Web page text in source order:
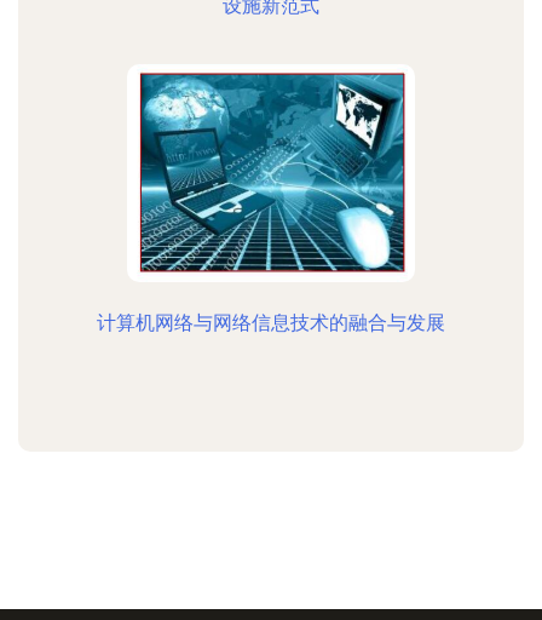
设施新范式
计算机网络与网络信息技术的融合与发展